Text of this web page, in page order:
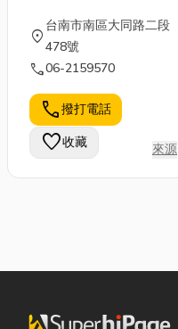
location_on
台南市南區大同路二段
478號
call06-2159570
call撥打電話
favorite收藏 來源